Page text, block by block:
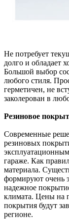
Не потребует
долго и обладает
Большой выбор
любого стиля.
герметичен, не
заколерован в
Резиновое
Современные
резиновых
гараже. Как
материала.
формируют очень
надежное
климата. Цены на
покрытия будут
регионе.